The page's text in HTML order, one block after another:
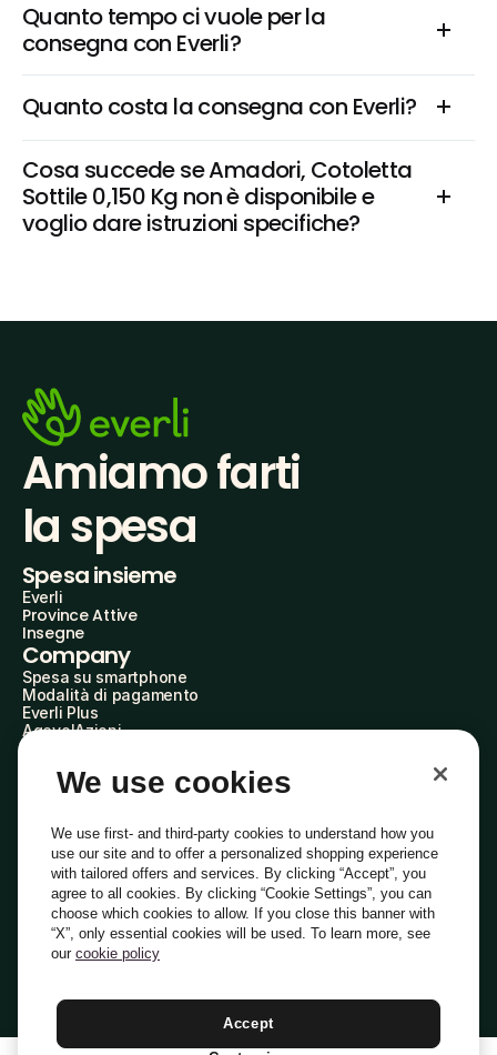
Quanto tempo ci vuole per la
consegna con Everli?
Quanto costa la consegna con Everli?
Cosa succede se Amadori, Cotoletta
Sottile 0,150 Kg non è disponibile e
voglio dare istruzioni specifiche?
Amiamo farti
la spesa
Spesa insieme
Everli
Province Attive
Insegne
Company
Spesa su smartphone
Modalità di pagamento
Everli Plus
AgevolAzioni
Everli Shoppers
Scopri chi siamo
Domande frequenti
Lavora con noi
Diventa Shopper
Investitori
PrivacyCookiePreferenze Cookie
Termini e Condizioni
Italiano
We use cookies
We use first- and third-party cookies to understand how you
use our site and to offer a personalized shopping experience
with tailored offers and services. By clicking “Accept”, you
agree to all cookies. By clicking “Cookie Settings”, you can
choose which cookies to allow. If you close this banner with
“X”, only essential cookies will be used. To learn more, see
our cookie policy
Accept